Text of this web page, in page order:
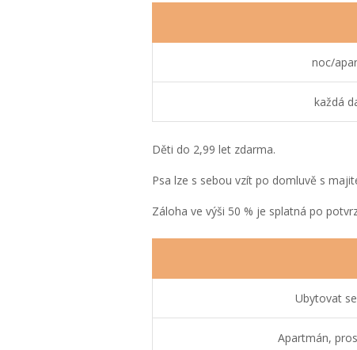
noc/
každá
Děti do 2,99 let zdarma.
Psa lze s sebou vzít po domluvě s
Záloha ve výši 50 % je splatná po
Ubytovat
Apartmán,